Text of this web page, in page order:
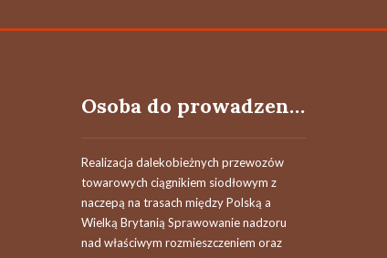
Osoba do prowadzenia ciągnika siodłowego C+E w transporcie międzynarodowym (k/m)
Realizacja dalekobieżnych przewozów
towarowych ciągnikiem siodłowym z
naczepą na trasach między Polską a
Wielką Brytanią Sprawowanie nadzoru
nad właściwym rozmieszczeniem oraz